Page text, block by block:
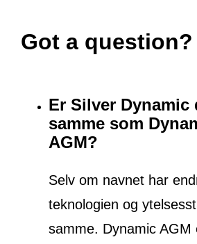
Got a question?
Er Silver Dynamic
samme som
AGM?
Selv om navnet har
teknologien og
samme. Dynamic AGM